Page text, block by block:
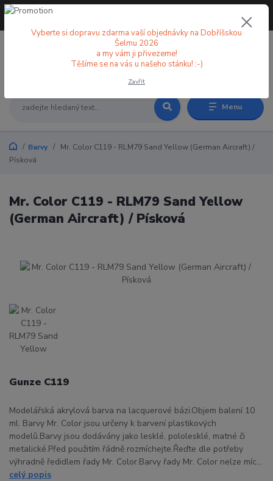
Menu
+420 773 998 582
Barvy
Mr. Color C119 - RLM79 Sand Yellow (German Aircraft) /
Písková
Mr. Color C119 - RLM79 Sand Yellow
(German Aircraft) / Písková
Gunze C119
Modelářská akrylová barva na lacquerové bázi.Objem balení 10
ml. Barvy Mr. Color jsou určeny k barvení plastikových
modelů.Barvy jsou dodávány jako lesklé, pololesklé, matné či
metalické.Před použitím řádně rozmíchejte.Řeďte dle potřeby
výhradně ředidlem řady Mr. Color.Barvy řady Mr. Color nelze míc...
celý popis
Vyberte si dopravu zdarma vaší objednávky na Dobříšskou
Šelmu 2026
a my vám ji přivezeme!
Těšíme se na vás u našeho stánku! :-)
Zavřít